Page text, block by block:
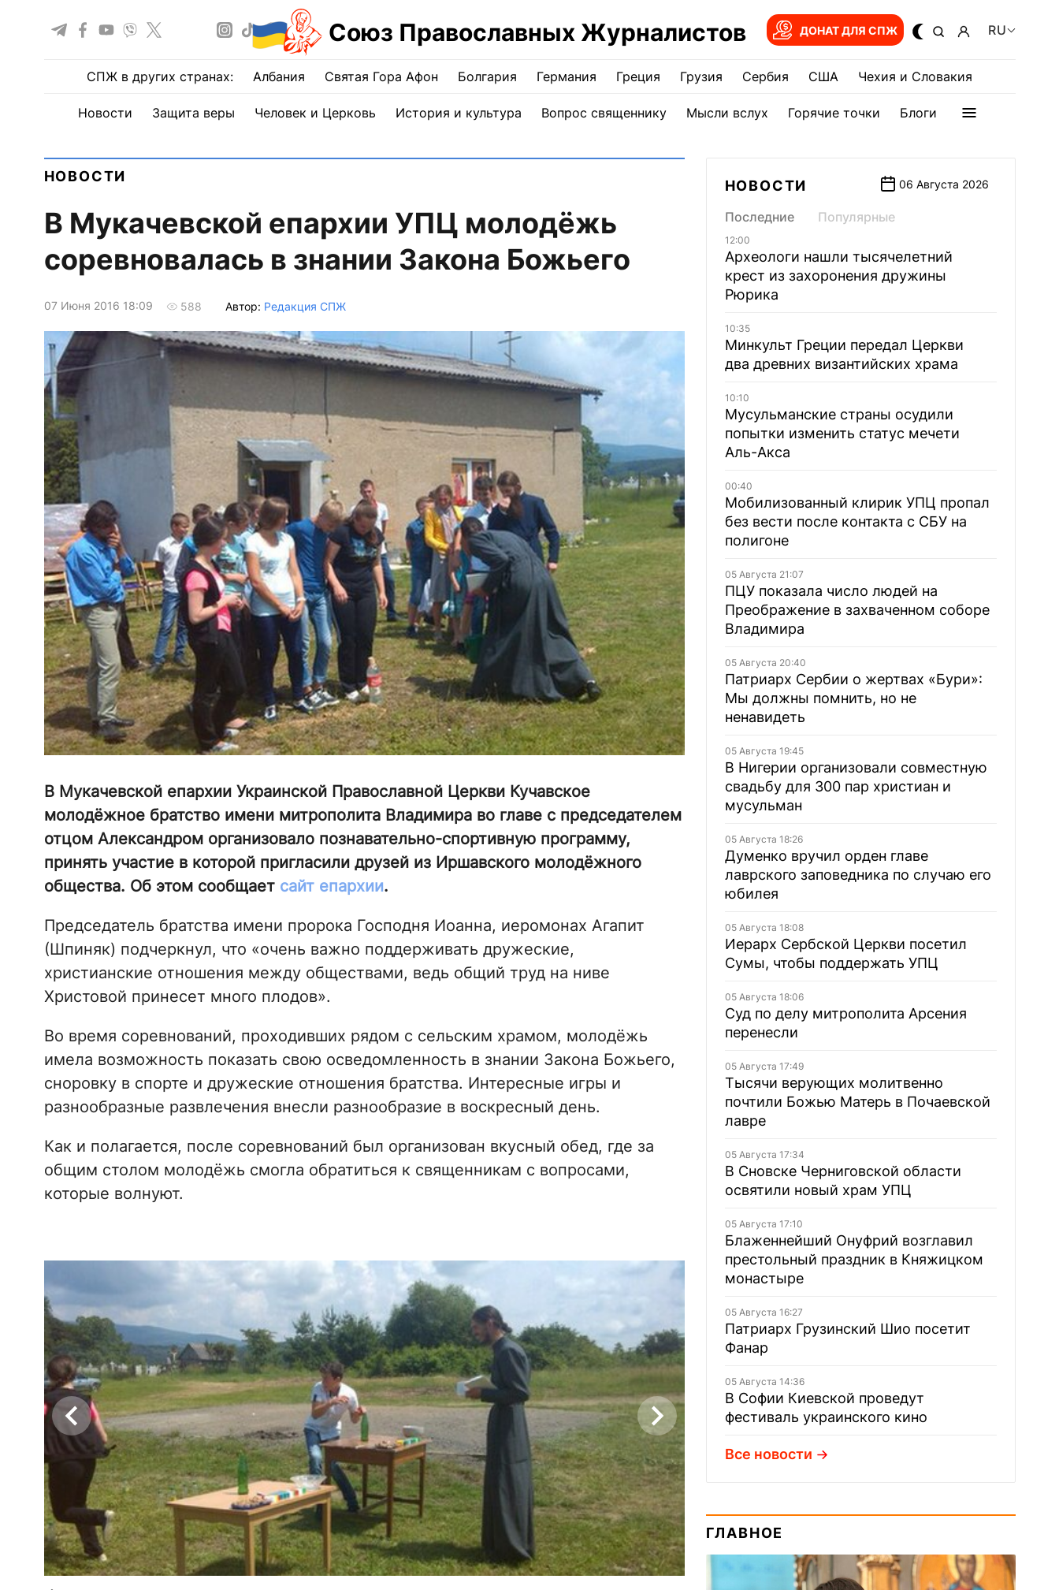
Союз Православных Журналистов ДОНАТ ДЛЯ СПЖ RU
СПЖ в других странах: Албания Святая Гора Афон Болгария Германия Греция Грузия Сербия США Чехия и Словакия
Новости Защита веры Человек и Церковь История и культура Вопрос священнику Мысли вслух Горячие точки Блоги
НОВОСТИ
В Мукачевской епархии УПЦ молодёжь
соревновалась в знании Закона Божьего
07 Июня 2016 18:09 588 Автор: Редакция СПЖ
В Мукачевской епархии Украинской Православной Церкви Кучавское
молодёжное братство имени митрополита Владимира во главе с председателем
отцом Александром организовало познавательно-спортивную программу,
принять участие в которой пригласили друзей из Иршавского молодёжного
общества. Об этом сообщает сайт епархии.
Председатель братства имени пророка Господня Иоанна, иеромонах Агапит
(Шпиняк) подчеркнул, что «очень важно поддерживать дружеские,
христианские отношения между обществами, ведь общий труд на ниве
Христовой принесет много плодов».
Во время соревнований, проходивших рядом с сельским храмом, молодёжь
имела возможность показать свою осведомленность в знании Закона Божьего,
сноровку в спорте и дружеские отношения братства. Интересные игры и
разнообразные развлечения внесли разнообразие в воскресный день.
Как и полагается, после соревнований был организован вкусный обед, где за
общим столом молодёжь смогла обратиться к священникам с вопросами,
которые волнуют.
НОВОСТИ 06 Августа 2026
Последние Популярные
12:00
Археологи нашли тысячелетний
крест из захоронения дружины
Рюрика
10:35
Минкульт Греции передал Церкви
два древних византийских храма
10:10
Мусульманские страны осудили
попытки изменить статус мечети
Аль-Акса
00:40
Мобилизованный клирик УПЦ пропал
без вести после контакта с СБУ на
полигоне
05 Августа 21:07
ПЦУ показала число людей на
Преображение в захваченном соборе
Владимира
05 Августа 20:40
Патриарх Сербии о жертвах «Бури»:
Мы должны помнить, но не
ненавидеть
05 Августа 19:45
В Нигерии организовали совместную
свадьбу для 300 пар христиан и
мусульман
05 Августа 18:26
Думенко вручил орден главе
лаврского заповедника по случаю его
юбилея
05 Августа 18:08
Иерарх Сербской Церкви посетил
Сумы, чтобы поддержать УПЦ
05 Августа 18:06
Суд по делу митрополита Арсения
перенесли
05 Августа 17:49
Тысячи верующих молитвенно
почтили Божью Матерь в Почаевской
лавре
05 Августа 17:34
В Сновске Черниговской области
освятили новый храм УПЦ
05 Августа 17:10
Блаженнейший Онуфрий возглавил
престольный праздник в Княжицком
монастыре
05 Августа 16:27
Патриарх Грузинский Шио посетит
Фанар
05 Августа 14:36
В Софии Киевской проведут
фестиваль украинского кино
Все новости
ГЛАВНОЕ